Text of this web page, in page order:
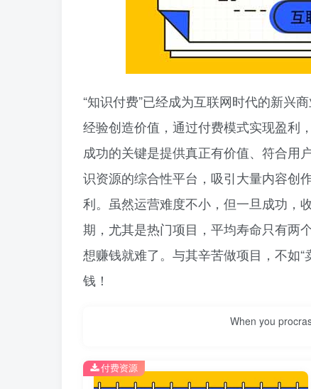
“知识付费”已经成为互联网时代的新兴
经验创造价值，通过付费模式实现盈利
成功的关键是提供真正有价值、符合用
识资源的综合性平台，吸引大量内容创
利。虽然运营难度不小，但一旦成功，
期，尤其是热门项目，平均寿命只有两
想赚钱就难了。与其辛苦做项目，不如
钱！
When you
付费资源